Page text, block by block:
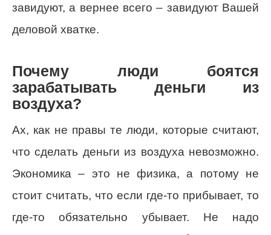
завидуют, а вернее всего – завидуют Вашей
деловой хватке.
Почему люди боятся
зарабатывать деньги из
воздуха?
Ах, как не правы те люди, которые считают,
что сделать деньги из воздуха невозможно.
Экономика – это не физика, а потому не
стоит считать, что если где-то прибывает, то
где-то обязательно убывает. Не надо